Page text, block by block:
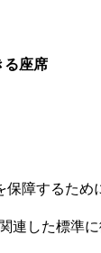
る座席
障するた
連した標準に